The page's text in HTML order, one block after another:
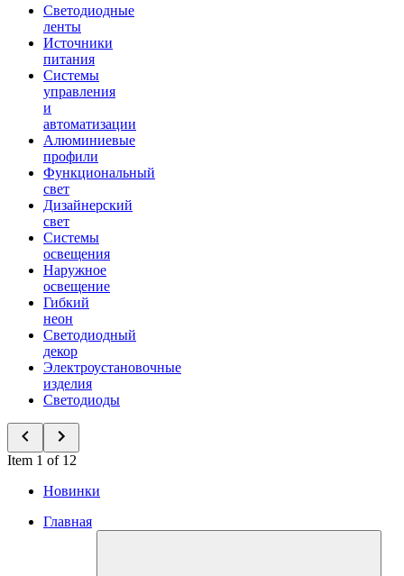
Светодиодные
ленты
Источники
питания
Системы
управления
и
автоматизации
Алюминиевые
профили
Функциональный
свет
Дизайнерский
свет
Системы
освещения
Наружное
освещение
Гибкий
неон
Светодиодный
декор
Электроустановочные
изделия
Светодиоды
Item 1 of 12
Новинки
Главная